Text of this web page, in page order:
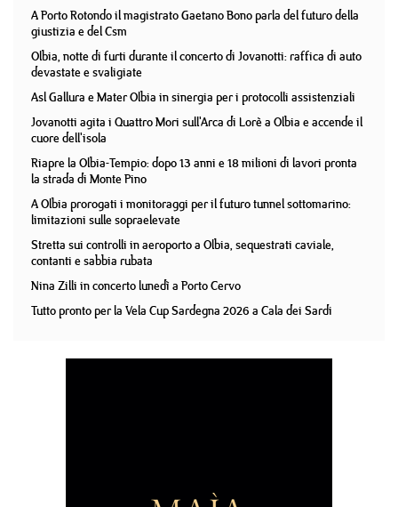
A Porto Rotondo il magistrato Gaetano Bono parla del futuro della
giustizia e del Csm
Olbia, notte di furti durante il concerto di Jovanotti: raffica di auto
devastate e svaligiate
Asl Gallura e Mater Olbia in sinergia per i protocolli assistenziali
Jovanotti agita i Quattro Mori sull'Arca di Lorè a Olbia e accende il
cuore dell'isola
Riapre la Olbia-Tempio: dopo 13 anni e 18 milioni di lavori pronta
la strada di Monte Pino
A Olbia prorogati i monitoraggi per il futuro tunnel sottomarino:
limitazioni sulle sopraelevate
Stretta sui controlli in aeroporto a Olbia, sequestrati caviale,
contanti e sabbia rubata
Nina Zilli in concerto lunedì a Porto Cervo
Tutto pronto per la Vela Cup Sardegna 2026 a Cala dei Sardi